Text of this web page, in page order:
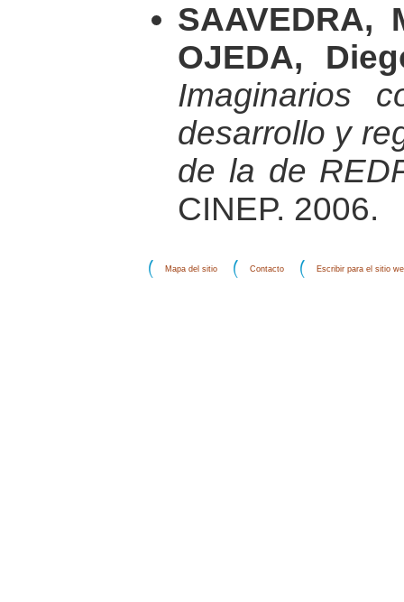
OJEDA,
Imaginarios
desarrollo y
de la de
CINEP. 2006.
Mapa del sitio Contacto Escribir para el sitio